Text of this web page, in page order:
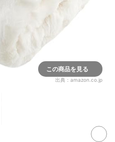
この商品を見る
出典： amazon.co.jp